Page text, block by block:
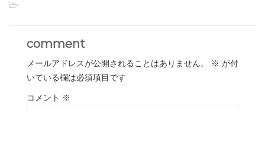
-
comment
メールアドレスが公開されることはありません。 ※ が付
いている欄は必須項目です
コメント ※